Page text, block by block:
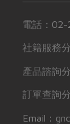
電話： 02-
社籍服務
產品諮詢
訂單查詢
Email：